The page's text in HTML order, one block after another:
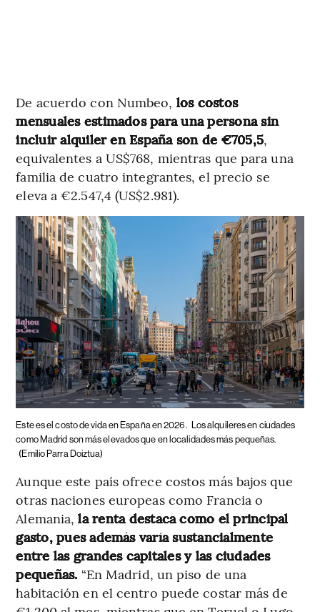
De acuerdo con Numbeo, los costos
mensuales estimados para una persona sin
incluir alquiler en España son de €705,5,
equivalentes a US$768, mientras que para una
familia de cuatro integrantes, el precio se
eleva a €2.547,4 (US$2.981).
Este es el costo de vida en España en 2026. Los alquileres en ciudades
como Madrid son más elevados que en localidades más pequeñas.
(Emilio Parra Doiztua)
Aunque este país ofrece costos más bajos que
otras naciones europeas como Francia o
Alemania,la renta destaca como el principal
gasto, pues además varía sustancialmente
entre las grandes capitales y las ciudades
pequeñas. “En Madrid, un piso de una
habitación en el centro puede costar más de